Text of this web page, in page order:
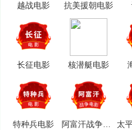
越战电影 抗美援朝电影
长征电影 核潜艇电影
特种兵电影 阿富汗战争电影